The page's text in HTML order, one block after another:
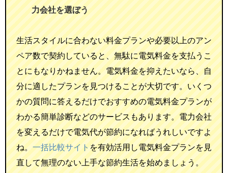
力会社を選ぼう
生活スタイルに合わない料金プランや必要以上のアン
ペア数で契約していると、無駄に電気料金を支払うこ
とにもなりかねません。電気料金を抑えたいなら、自
分に適したプランを見つけることが大切です。いくつ
かの質問に答えるだけでおすすめの電気料金プランが
わかる簡単診断などのサービスもあります。電力会社
を変えるだけで電気代が節約になればうれしいですよ
ね。一括比較サイトを有効活用し電気料金プランを見
直して無理のない上手な節約生活を始めましょう。